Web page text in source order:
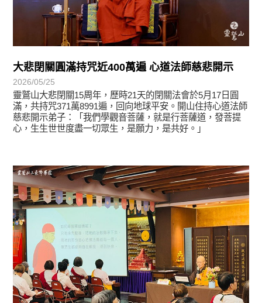
大悲閉關圓滿持咒近400萬遍 心道法師慈悲開示
2026/05/25
靈鷲山大悲閉關15周年，歷時21天的閉關法會於5月17日圓
滿，共持咒371萬8991遍，回向地球平安。開山住持心道法師
慈悲開示弟子：「我們學觀音菩薩，就是行菩薩道，發菩提
心，生生世世度盡一切眾生，是願力，是共好。」
學習分享